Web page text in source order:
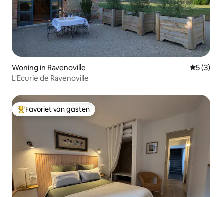
Woning in Ravenoville
5 (3)
L'Ecurie de Ravenoville
Topfavoriet van gasten
Favoriet van gasten